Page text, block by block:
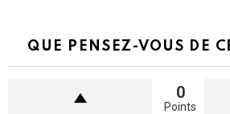
QUE PENSEZ-VOUS DE
0
Points